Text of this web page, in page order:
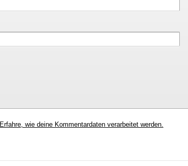
Erfahre, wie deine Kommentardaten verarbeitet werden.